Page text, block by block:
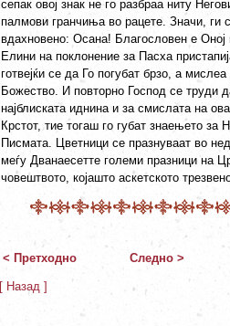
сепак овој знак не го разбраа ниту
палмови гранчиња во рацете. Значи, ги
вдахновено: Осана! Благословен е
Елини на поклонение за Пасха
готвејќи се да Го погубат брзо, а
Божество. И повторно Господ се труди
најблиската иднина и за смислата на
Крстот, тие тогаш го губат знаењето
Писмата. Цветници се празнуваат во
меѓу Дванаесетте големи празници на
човештвото, којашто аскетското
< Претходно Следно >
[ Назад ]